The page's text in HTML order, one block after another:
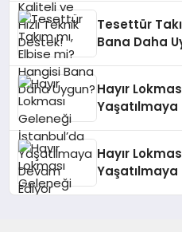
Tesettür
Bana Daha
Hayır
Yaşatılmaya
Hayır
Yaşatılmaya